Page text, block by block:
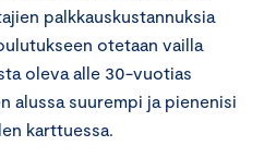
palkkauskustannuksia
otetaan vailla
oleva alle 30-vuotias
alussa suurempi ja pienenisi
karttuessa.